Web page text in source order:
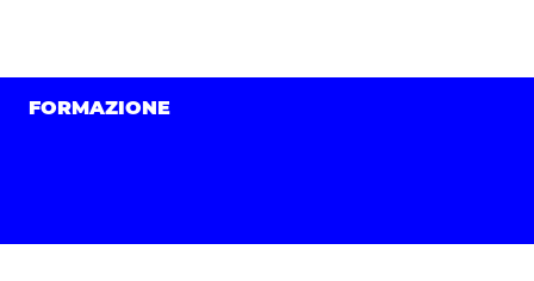
FORMAZIONE